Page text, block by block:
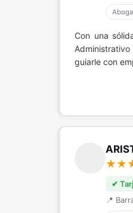
Con una
guiarle con
✔
📍